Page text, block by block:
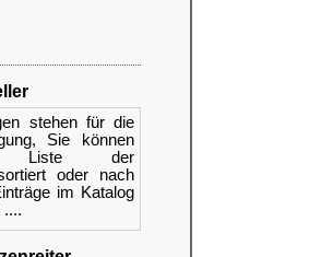
stehen für die
Sie können
der
oder nach
im Katalog
....